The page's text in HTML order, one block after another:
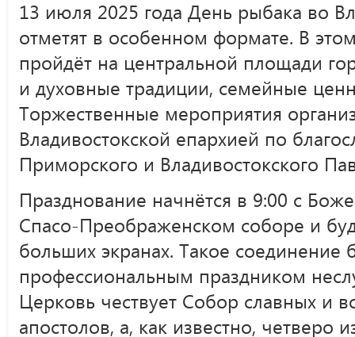
13 июля 2025 года День рыбака во
отметят в особенном формате. В
пройдёт на центральной площади
и духовные традиции, семейные
Торжественные мероприятия
Владивостокской епархией по
Приморского и Владивостокского
Празднование начнётся в 9:00 с
Спасо-Преображенском соборе и
больших экранах. Такое соединение
профессиональным праздником
Церковь чествует Собор славных и
апостолов, а, как известно,